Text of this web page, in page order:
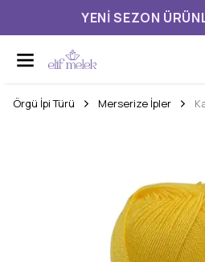
YENI SEZON
Örgü İpi Türü Merserize İpler